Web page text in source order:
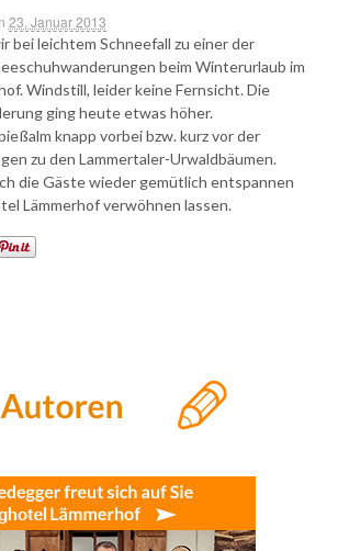
23. Januar 2013
bei leichtem Schneefall zu einer der
beim Winterurlaub im
Windstill, leider keine Fernsicht. Die
ging heute etwas höher.
knapp vorbei bzw. kurz vor der
zu den Lammertaler-Urwaldbäumen.
die Gäste wieder gemütlich entspannen
Lämmerhof verwöhnen lassen.